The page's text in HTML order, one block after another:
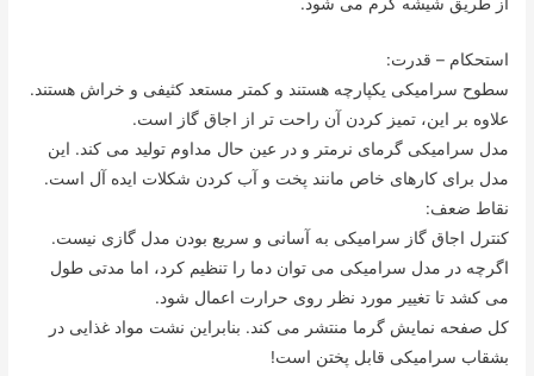
از طریق شیشه گرم می شود.
استحکام – قدرت:
سطوح سرامیکی یکپارچه هستند و کمتر مستعد کثیفی و خراش هستند.
علاوه بر این، تمیز کردن آن راحت تر از اجاق گاز است.
مدل سرامیکی گرمای نرمتر و در عین حال مداوم تولید می کند. این
مدل برای کارهای خاص مانند پخت و آب کردن شکلات ایده آل است.
نقاط ضعف:
کنترل اجاق گاز سرامیکی به آسانی و سریع بودن مدل گازی نیست.
اگرچه در مدل سرامیکی می توان دما را تنظیم کرد، اما مدتی طول
می کشد تا تغییر مورد نظر روی حرارت اعمال شود.
کل صفحه نمایش گرما منتشر می کند. بنابراین نشت مواد غذایی در
بشقاب سرامیکی قابل پختن است!